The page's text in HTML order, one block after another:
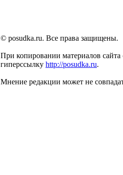
© posudka.ru. Все права защищены.
При копировании материалов сайта
гиперссылку http://posudka.ru.
Мнение редакции может не